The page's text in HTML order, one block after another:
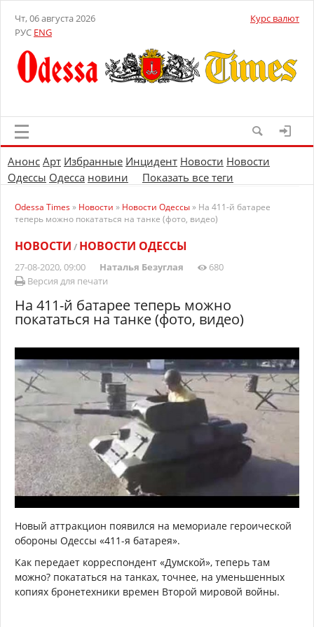
Чт, 06 августа 2026
РУС ENG
Курс валют
Анонс Арт Избранные Инцидент Новости Новости
Одессы Одесса новини Показать все теги
Odessa Times» Новости » Новости Одессы» На 411-й батарее
теперь можно покататься на танке (фото, видео)
НОВОСТИ / НОВОСТИ ОДЕССЫ
27-08-2020, 09:00 Наталья Безуглая
680
Версия для печати
На 411-й батарее теперь можно
покататься на танке (фото, видео)
Новый аттракцион появился на мемориале героической
обороны Одессы «411-я батарея».
Как передает корреспондент «Думской», теперь там
можно? покататься на танках, точнее, на уменьшенных
копиях бронетехники времен Второй мировой войны.